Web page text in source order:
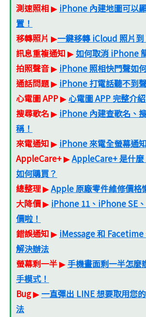
測速照相▶ iPhone 內建地圖可以
置！
移轉照片 ▶一鍵移轉 iCloud 照片到
訊息重複通知 ▶ 如何取消 iPhone
拍照聲音▶ iPhone 照相快門聲如
通話問題▶ iPhone 打電話聽不到
心電圖 APP▶心電圖 APP 完整介紹
搜尋歌名▶ iPhone 內建查歌名、
稱！
來電通知 ▶ iPhone 來電全螢幕通
AppleCare+▶AppleCare+ 是什麼
如何購買？
總整理▶Apple 原廠零件維修價格
大降價▶ iPhone 11、iPhone SE
價啦！
錯誤通知 ▶ iMessage 和 Facetime
解決辦法
螢幕剩一半▶ 手機畫面剩一半怎麼
手模式！
Bug▶ 一直彈出 LINE 想要取用您
法